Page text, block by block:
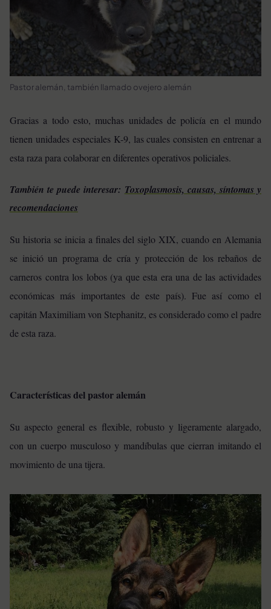
Pastor alemán, también llamado ovejero alemán
Gracias a todo esto, muchas unidades de policía en el mundo
tienen unidades especiales K-9, las cuales consisten en entrenar a
esta raza para colaborar en diferentes operativos policiales.
También te puede interesar: Toxoplasmosis, causas, síntomas y
recomendaciones
Su historia se inicia a finales del siglo XIX, cuando en Alemania
se inició un programa de cría y protección de los rebaños de
carneros contra los lobos (ya que esta era una de las actividades
económicas más importantes de este país). Fue así como el
capitán Maximiliam von Stephanitz, es considerado como el padre
de esta raza.
Características del pastor alemán
Su aspecto general es flexible, robusto y ligeramente alargado,
con un cuerpo musculoso y mandíbulas que cierran imitando el
movimiento de una tijera.